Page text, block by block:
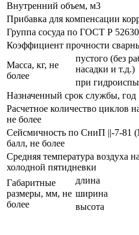
Внутренний объем, м3
Прибавка для компенсации
Группа сосуда по ГОСТ Р
Коэффициент прочности
Масса, кг, не
более
пустого (без
насадки и т.д.)
при
Назначенный срок службы, год
Расчетное количество циклов
не более
Сейсмичность по СниП ||-7-81
балл, не более
Средняя температура воздуха
холодной пятидневки
Габаритные
размеры, мм, не
более
длина
ширина
высота